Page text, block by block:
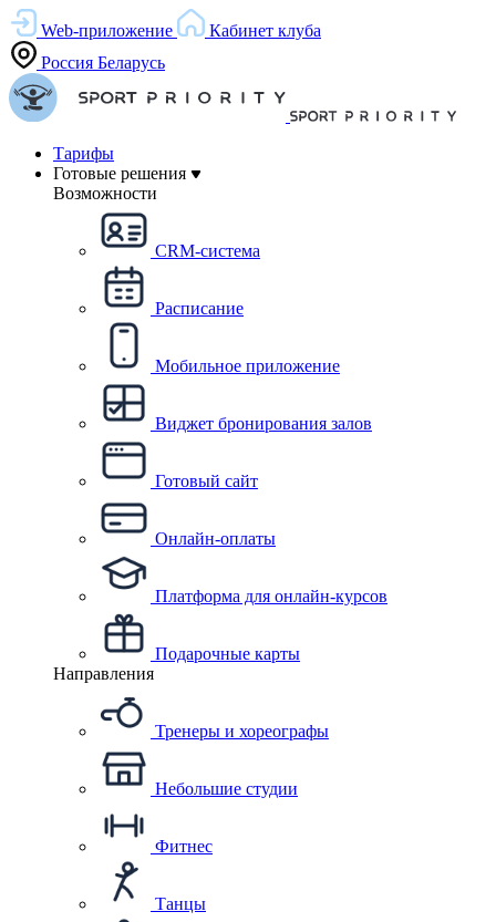
Web-приложение
Кабинет клуба
Россия Беларусь
Тарифы
Готовые решения
Возможности
CRM-система
Расписание
Мобильное приложение
Виджет бронирования залов
Готовый сайт
Онлайн-оплаты
Платформа для онлайн-курсов
Подарочные карты
Направления
Тренеры и хореографы
Небольшие студии
Фитнес
Танцы